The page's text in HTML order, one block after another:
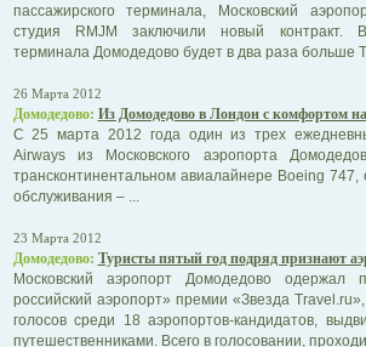
пассажирского терминала, Московский
студия RMJM заключили новый контракт.
терминала Домодедово будет в два раза больше
26 Марта 2012
Домодедово: Из Домодедово в Лондон с комфортом
С 25 марта 2012 года один из трех
Airways из Московского аэропорта
трансконтинентальном авиалайнере Boeing
обслуживания – ...
23 Марта 2012
Домодедово: Туристы пятый год подряд признают
Московский аэропорт Домодедово
российский аэропорт» премии «Звезда
голосов среди 18 аэропортов-кандидатов,
путешественниками. Всего в голосовании,